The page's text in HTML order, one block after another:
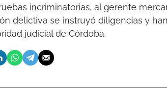
incriminatorias, al gerente
delictiva se instruyó diligencias y
judicial de Córdoba.